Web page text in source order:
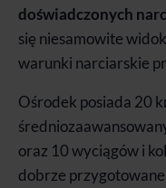
doświadczonych
się niesamowite
warunki narciarskie
Ośrodek posiada 20
oraz 10 wyciągów i
dobrze